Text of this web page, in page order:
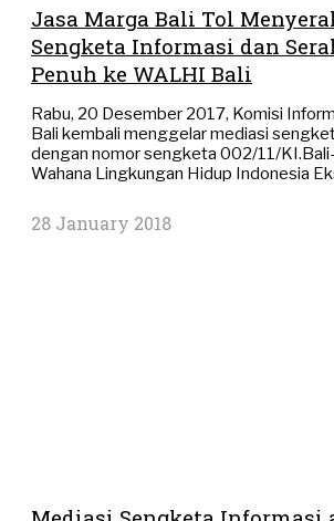
Jasa Marga Bali Tol
Sengketa Informasi dan
Penuh ke WALHI Bali
Rabu, 20 Desember 2017, Komisi
Bali kembali menggelar mediasi
dengan nomor sengketa 002/11/
Wahana Lingkungan Hidup Indonesia
28 January 2018